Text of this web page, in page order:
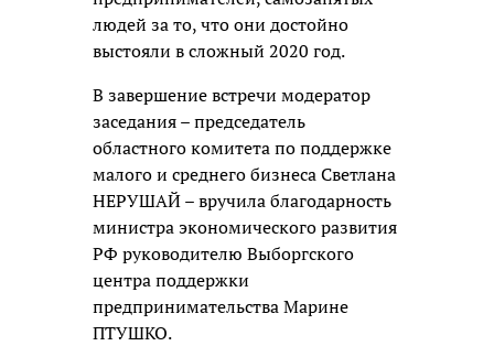
людей за то, что они достойно
выстояли в сложный 2020 год.
В завершение встречи модератор
заседания – председатель
областного комитета по поддержке
малого и среднего бизнеса Светлана
НЕРУШАЙ – вручила благодарность
министра экономического развития
РФ руководителю Выборгского
центра поддержки
предпринимательства Марине
ПТУШКО.